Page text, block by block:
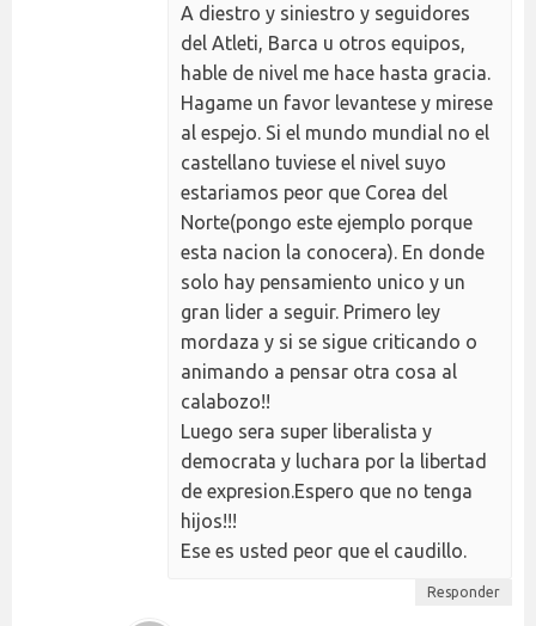
A diestro y siniestro y seguidores
del Atleti, Barca u otros equipos,
hable de nivel me hace hasta gracia.
Hagame un favor levantese y mirese
al espejo. Si el mundo mundial no el
castellano tuviese el nivel suyo
estariamos peor que Corea del
Norte(pongo este ejemplo porque
esta nacion la conocera). En donde
solo hay pensamiento unico y un
gran lider a seguir. Primero ley
mordaza y si se sigue criticando o
animando a pensar otra cosa al
calabozo!!
Luego sera super liberalista y
democrata y luchara por la libertad
de expresion.Espero que no tenga
hijos!!!
Ese es usted peor que el caudillo.
Responder